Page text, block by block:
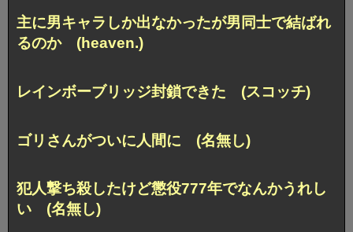
主に男キャラしか出なかったが男同士で結ばれ
るのか (heaven.)
レインボーブリッジ封鎖できた (スコッチ)
ゴリさんがついに人間に (名無し)
犯人撃ち殺したけど懲役777年でなんかうれし
い (名無し)